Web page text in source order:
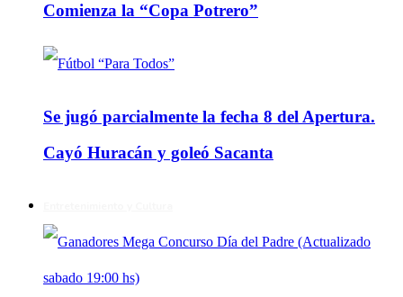
Comienza la “Copa Potrero”
Se jugó parcialmente la fecha 8 del Apertura.
Cayó Huracán y goleó Sacanta